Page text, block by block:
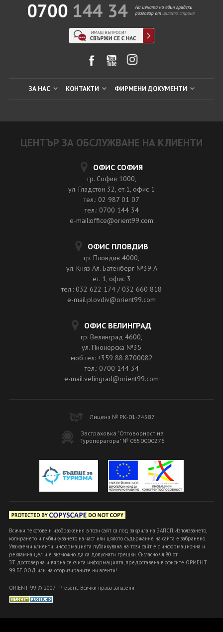
ЗА НАС КОНТАКТИ ФИРМЕНИ ДОКУМЕНТИ
ЦЕНТЪР ЗА ОБСЛУЖВАНЕ НА КЛИЕНТИ
ОФИС СОФИЯ
гр. София 1000,
ул. Гладстон 32, ет.1, офис 1
тел.: 02 987 01 07
тел.: 0700 144 34
e-mail:office@orient99.com
ОФИС ПЛОВДИВ
гр. Пловдив 4000,
ул. Княз Ал. Батенберг №39 A
ет. 1, офис 3
тел.: 032 622 174 / 032 660 818
e-mail:plovdiv@orient99.com
ОФИС ВЕЛИНГРАД
гр. Велинград 4600,
ул. Пионерска №35
моб.тел: +359 88 8700082
тел.: 0700 144 34
e-mail:velingrad@orient99.com
Лиценз № РК-01-74587
Застраховка "Отговорност на
Туроператора" № 0650000276
Всички текстове и изображения в този сайт са под закрила на ЗАПСП.Използването,
копирането и публикуването на част или цялото съдържание на сайта е забранено.
Уважаеми клиенти, информацията публикувана на този сайт е с информационна и
рекламна цел и е възможно да са допуснати грешки. Съгласно чл.80 от
ЗТ достоверна и вярна се счита информацията, предоставена в офисите ОРИЕНТ
99 БГ ООД или на оторизираните ни агенти!
ORIENT 99 © 2007 - Present. Всички права запазени